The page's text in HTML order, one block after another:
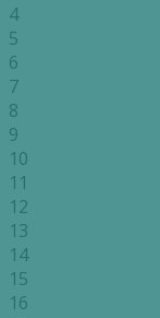
4
5
6
7
8
9
10
11
12
13
14
15
16